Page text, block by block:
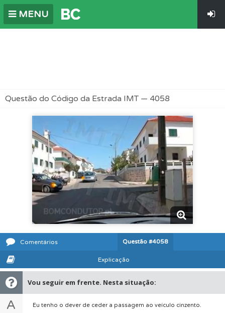
MENU
Questão do Código da Estrada IMT — 4058
Comentários Questão #4058
Explicação
Vou seguir em frente. Nesta situação:
A Eu tenho o dever de ceder a passagem ao veículo cinzento.